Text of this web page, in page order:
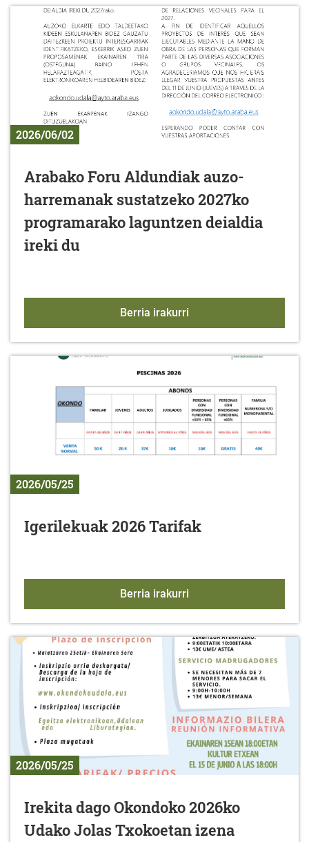
2026/06/02
Arabako Foru Aldundiak auzo-
harremanak sustatzeko 2027ko
programarako laguntzen deialdia
ireki du
Berria irakurri
2026/05/25
Igerilekuak 2026 Tarifak
Berria irakurri
2026/05/25
Irekita dago Okondoko 2026ko
Udako Jolas Txokoetan izena